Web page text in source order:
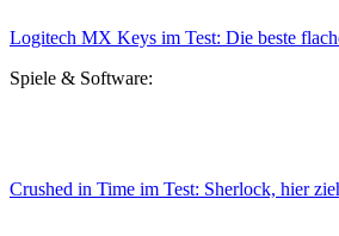
Logitech MX Keys im Test: Die beste
Spiele & Software:
Crushed in Time im Test: Sherlock, hier